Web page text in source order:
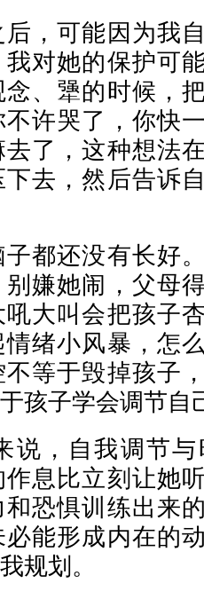
，可能因为我
我对她的保护可
、犟的时候，
许哭了，你快
了，这种想法
去，然后告诉
都还没有长好
嫌她闹，父母
大叫会把孩子
绪小风暴，怎
等于毁掉孩子
孩子学会调节自
说，自我调节
息比立刻让她
恐惧训练出来
能形成内在的
规划。